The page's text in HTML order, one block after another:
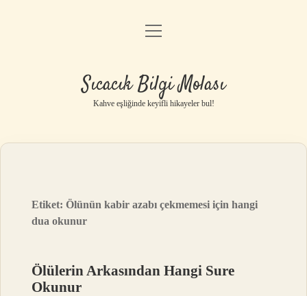
Anasayfa
Yasal Uyarı
menüyü
Sıcacık Bilgi Molası
Kahve eşliğinde keyifli hikayeler bul!
Etiket:Ölünün kabir azabı çekmemesi için hangi
dua okunur
Ölülerin Arkasından Hangi Sure
Okunur